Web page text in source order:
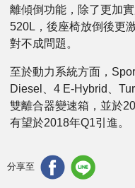
離傾倒功能，除了更加
520L，後座椅放倒後更
對不成問題。
至於動力系統方面，
Diesel、4 E-Hybrid、
雙離合器變速箱，並於
有望於2018年Q1引進。
分享至